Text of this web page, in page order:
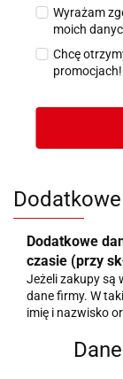
Wyrażam
moich
Chcę
Dodatkowe
czasie (przy
Jeżeli zakupy są
dane firmy. W
imię i nazwisko